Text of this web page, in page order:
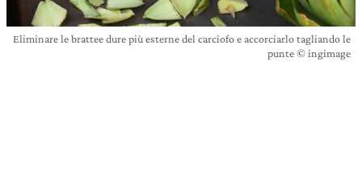
Eliminare le brattee dure più esterne del carciofo e accorciarlo tagliando le
punte © ingimage